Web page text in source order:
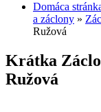
Domáca
a záclony »
Ružová
Krátka
Ružová